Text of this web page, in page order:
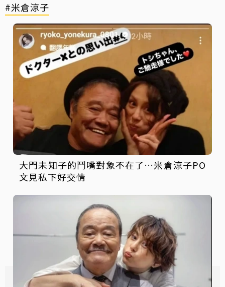
#米倉涼子
大門未知子的鬥嘴對象不在了…米倉涼子PO
文見私下好交情